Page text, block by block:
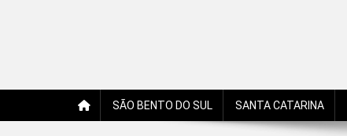
SÃO BENTO DO SUL SANTA CATARINA